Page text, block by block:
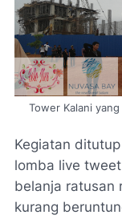
TowerKalani yang
Kegiatan
lomba live tweet
belanja ratusan
kurang